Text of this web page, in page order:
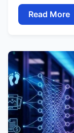
Read More